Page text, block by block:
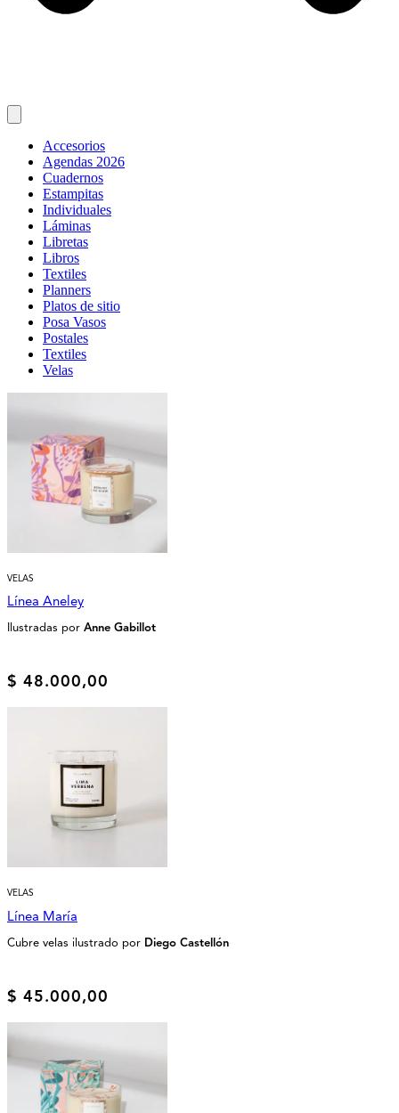
Accesorios
Agendas 2026
Cuadernos
Estampitas
Individuales
Láminas
Libretas
Libros
Textiles
Planners
Platos de sitio
Posa Vasos
Postales
Textiles
Velas
VELAS
Línea Aneley
Ilustradas por Anne Gabillot
$ 48.000,00
VELAS
Línea María
Cubre velas ilustrado por Diego Castellón
$ 45.000,00